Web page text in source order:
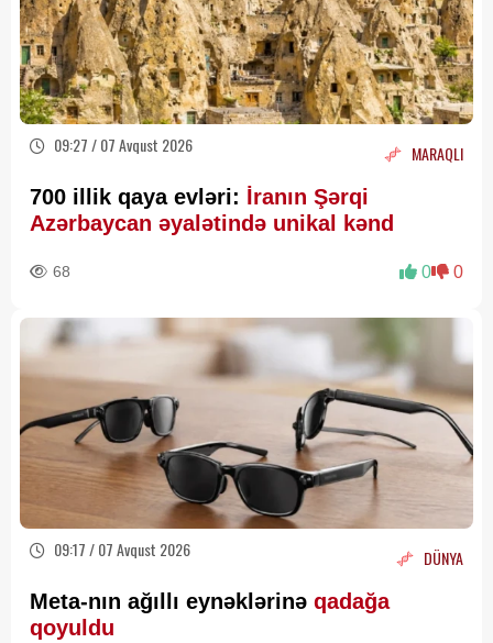
09:27 / 07 Avqust 2026 MARAQLI
700 illik qaya evləri: İranın Şərqi
Azərbaycan əyalətində unikal kənd
68 0 0
09:17 / 07 Avqust 2026 DÜNYA
Meta-nın ağıllı eynəklərinə qadağa
qoyuldu